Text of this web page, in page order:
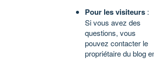
Pour les visiteurs :
Si vous avez des
questions, vous
pouvez contacter le
propriétaire du blog